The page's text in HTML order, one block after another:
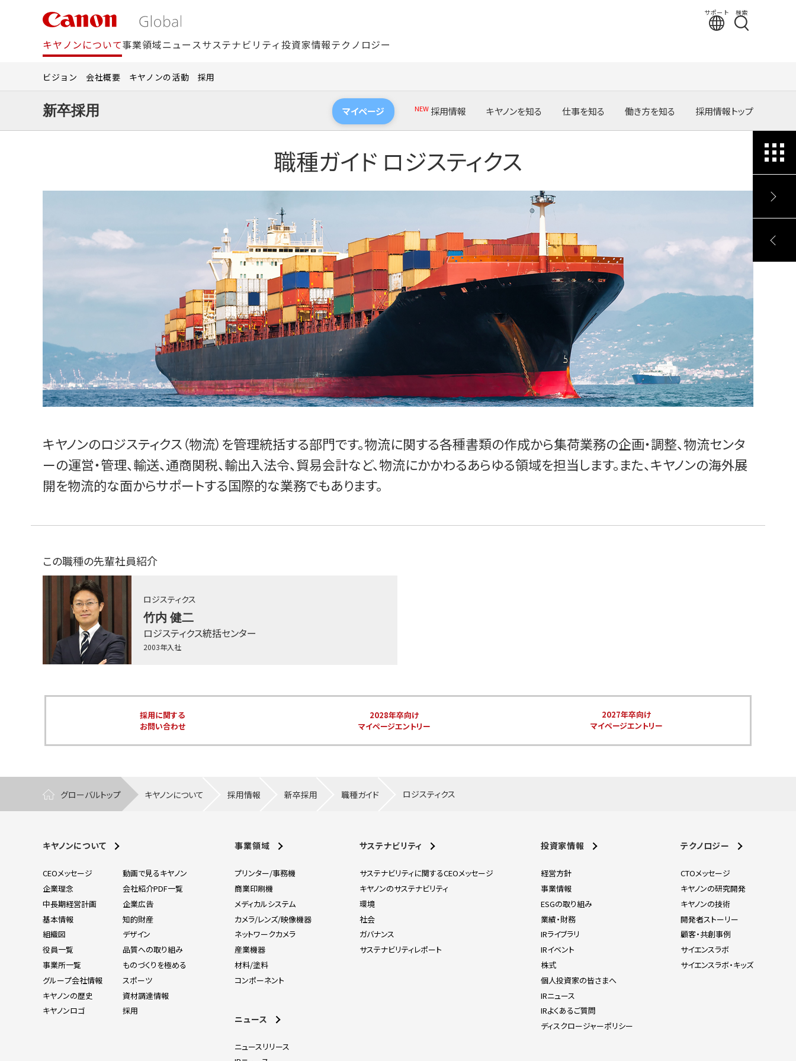
本
移
サポート 検索
キヤノンについて事業領域ニュースサステナビリティ投資家情報テクノロジー
ビジョン 会社概要 キヤノンの活動 採用
新卒採用 マイページ
2027年卒向け ログイン
NEW 採用情報
新卒採用FAQ
採用ガイド
採用メッセージ
キヤノンを知る
キヤノンのテクノロジー
開発者ストーリー
仕事を知る
高専生の活躍するフィールド
働き方を知る 採用情報トップ
職種ガイド ロジスティクス
キヤノンのロジスティクス（物流）を管理統括する部門です。物流に関する各種書類の作成から集荷業務の企画・調整、物流センタ
ーの運営・管理、輸送、通商関税、輸出入法令、貿易会計など、物流にかかわるあらゆる領域を担当します。また、キヤノンの海外展
開を物流的な面からサポートする国際的な業務でもあります。
この職種の先輩社員紹介
ロジスティクス
竹内 健二
ロジスティクス統括センター
2003年入社
採用に関する
お問い合わせ
2028年卒向け
マイページエントリー
2027年卒向け
マイページエントリー
グローバルトップ キヤノンについて 採用情報 新卒採用 職種ガイド ロジスティクス
キヤノンについて
CEOメッセージ
企業理念
中長期経営計画
基本情報
組織図
役員一覧
事業所一覧
グループ会社情報
キヤノンの歴史
キヤノンロゴ
動画で見るキヤノン
会社紹介PDF一覧
企業広告
知的財産
デザイン
品質への取り組み
ものづくりを極める
スポーツ
資材調達情報
採用
事業領域
プリンター/事務機
商業印刷機
メディカルシステム
カメラ/レンズ/映像機器
ネットワークカメラ
産業機器
材料/塗料
コンポーネント
ニュース
ニュースリリース
サステナビリティ
サステナビリティに関するCEOメッセージ
キヤノンのサステナビリティ
環境
社会
ガバナンス
サステナビリティレポート
投資家情報
経営方針
事業情報
ESGの取り組み
業績・財務
IRライブラリ
IRイベント
株式
個人投資家の皆さまへ
IRニュース
IRよくあるご質問
ディスクロージャーポリシー
テクノロジー
CTOメッセージ
キヤノンの研究開発
キヤノンの技術
開発者ストーリー
顧客・共創事例
サイエンスラボ
サイエンスラボ・キッズ